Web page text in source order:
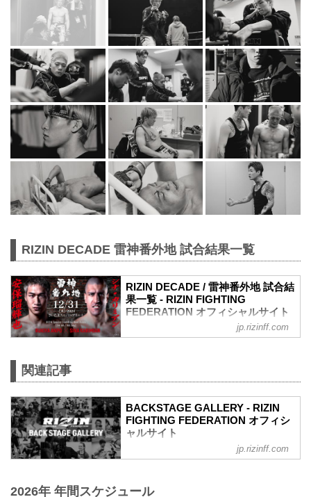
RIZIN DECADE 雷神番外地 試合結果一覧
RIZIN DECADE / 雷神番外地 試合結
果一覧 - RIZIN FIGHTING
FEDERATION オフィシャルサイト
第7試合／安保瑠輝也 vs. シナ・カリミア
（WIN）安保瑠輝也 vs. シナ・カリミア
ン（LOSE）
6R 2分00秒 判定（3-0）
≫ 試合結果詳細
第6試合／細川一颯 vs. 宇佐美正パトリッ
RIZIN オープンフィンガーグローブ キッ
（LOSE）細川一颯 vs. 宇佐美正パトリッ
jp.rizinff.com
関連記事
BACKSTAGE GALLERY - RIZIN
FIGHTING FEDERATION オフィシ
ャルサイト
BACKSTAGE GALLERY の記事一覧 - 格
イジン ファイティング フェデレーショ
jp.rizinff.com
2026年 年間スケジュール